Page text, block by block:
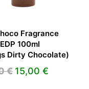
Fragrance
100ml
Dirty Chocolate)
€ Original
15,00 €